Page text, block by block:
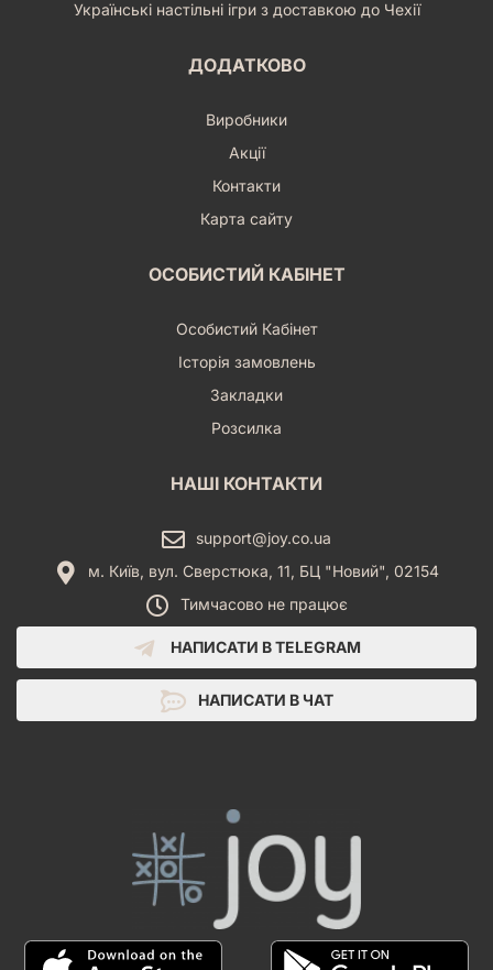
Українські настільні ігри з доставкою до Чехії
ДОДАТКОВО
Виробники
Акції
Контакти
Карта сайту
ОСОБИСТИЙ КАБІНЕТ
Особистий Кабінет
Історія замовлень
Закладки
Розсилка
НАШІ КОНТАКТИ
support@joy.co.ua
м. Київ, вул. Сверстюка, 11, БЦ "Новий", 02154
Тимчасово не працює
НАПИСАТИ В TELEGRAM
НАПИСАТИ В ЧАТ